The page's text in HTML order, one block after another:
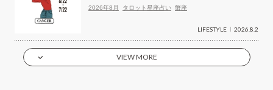
2026年8月 タロット星座占い 蟹座
LIFESTYLE 2026.8.2
VIEW MORE